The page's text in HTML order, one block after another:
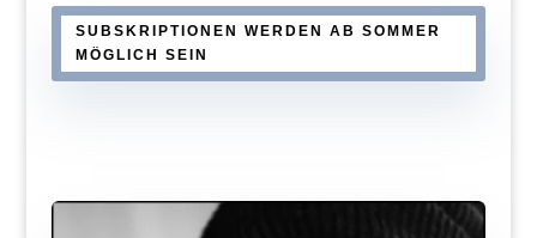
SUBSKRIPTIONEN WERDEN AB SOMMER
MÖGLICH SEIN